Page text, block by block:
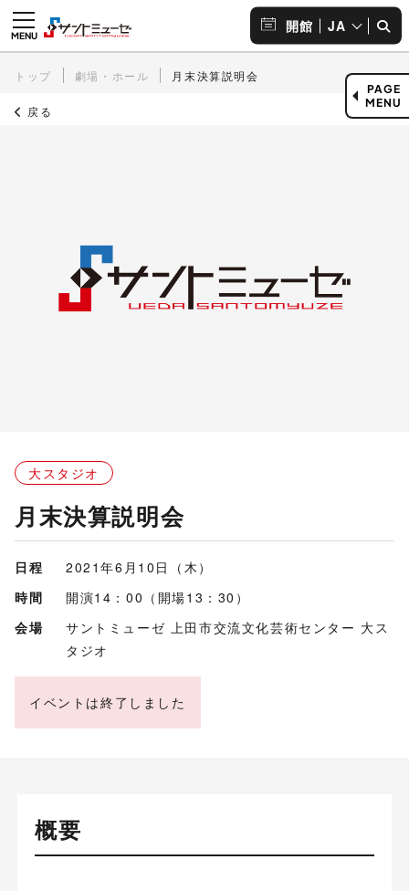
開館 JA
トップ 劇場・ホール 月末決算説明会
戻る
大スタジオ
月末決算説明会
日程
2021年6月10日（木）
時間
開演14：00（開場13：30）
会場
サントミューゼ 上田市交流文化芸術センター 大ス
タジオ
イベントは終了しました
PAGE
MENU
概要